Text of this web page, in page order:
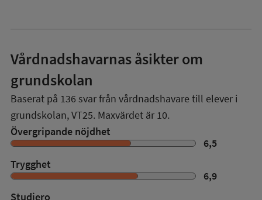
Vårdnadshavarnas åsikter om
grundskolan
Baserat på 136 svar från vårdnadshavare till elever i
grundskolan,VT25. Maxvärdet är 10.
Övergripande nöjdhet
6,5
Trygghet
6,9
Studiero